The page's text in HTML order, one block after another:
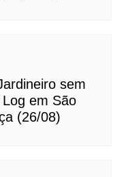
sem
em São
(26/08)